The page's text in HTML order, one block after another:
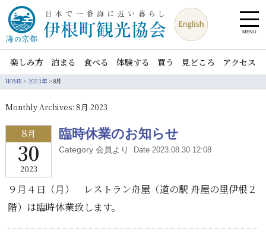
MENU
楽しみ方 泊まる 食べる 体験する 買う 見どころ アクセス
HOME> 2023年> 8月
Monthly Archives: 8月 2023
8月
30
2023
臨時休業のお知らせ
Category 会員より Date 2023.08.30 12:08
９月４日（月） レストラン舟屋（道の駅 舟屋の里伊根２
階）は臨時休業致します。